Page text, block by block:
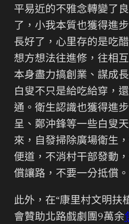
平易近的不雅念轉變了
了，小我本質也獲得進
長好了，心里存的是吃
想方想法往進修，往相
本身盡力搞創業、謀成
白叟不只是給吃給穿，
通。衛生認識也獲得進
呈、鄭沖鋒等一些白叟
來，自發掃除廣場衛生
便道，不消村干部發動
償讓路，不要一分抵償。
此外，在“康里村文明扶
會贊助北路戲劇團9萬余